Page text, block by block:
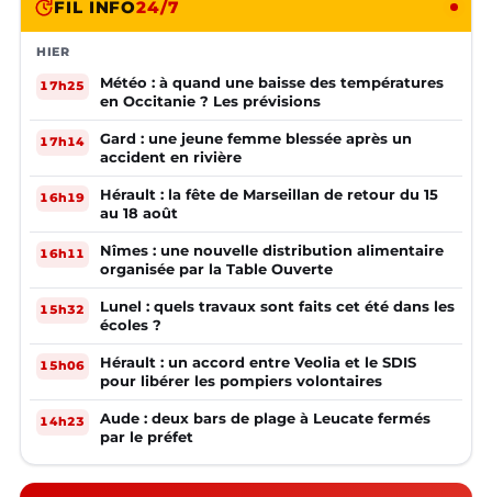
FIL INFO24/7
HIER
17h25
Météo : à quand une baisse des températures
en Occitanie ? Les prévisions
17h14
Gard : une jeune femme blessée après un
accident en rivière
16h19
Hérault : la fête de Marseillan de retour du 15
au 18 août
16h11
Nîmes : une nouvelle distribution alimentaire
organisée par la Table Ouverte
15h32
Lunel : quels travaux sont faits cet été dans les
écoles ?
15h06
Hérault : un accord entre Veolia et le SDIS
pour libérer les pompiers volontaires
14h23
Aude : deux bars de plage à Leucate fermés
par le préfet